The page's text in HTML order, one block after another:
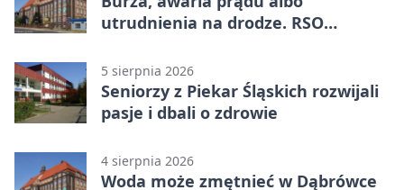
utrudnienia na drodze. RSO
5 sierpnia 2026
Seniorzy z Piekar Śląskich rozwijali
pasje i dbali o zdrowie
4 sierpnia 2026
Woda może zmętnieć w Dąbrówce